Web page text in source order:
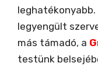
leghatékonyabb.
legyengült
más támadó, a
testünk